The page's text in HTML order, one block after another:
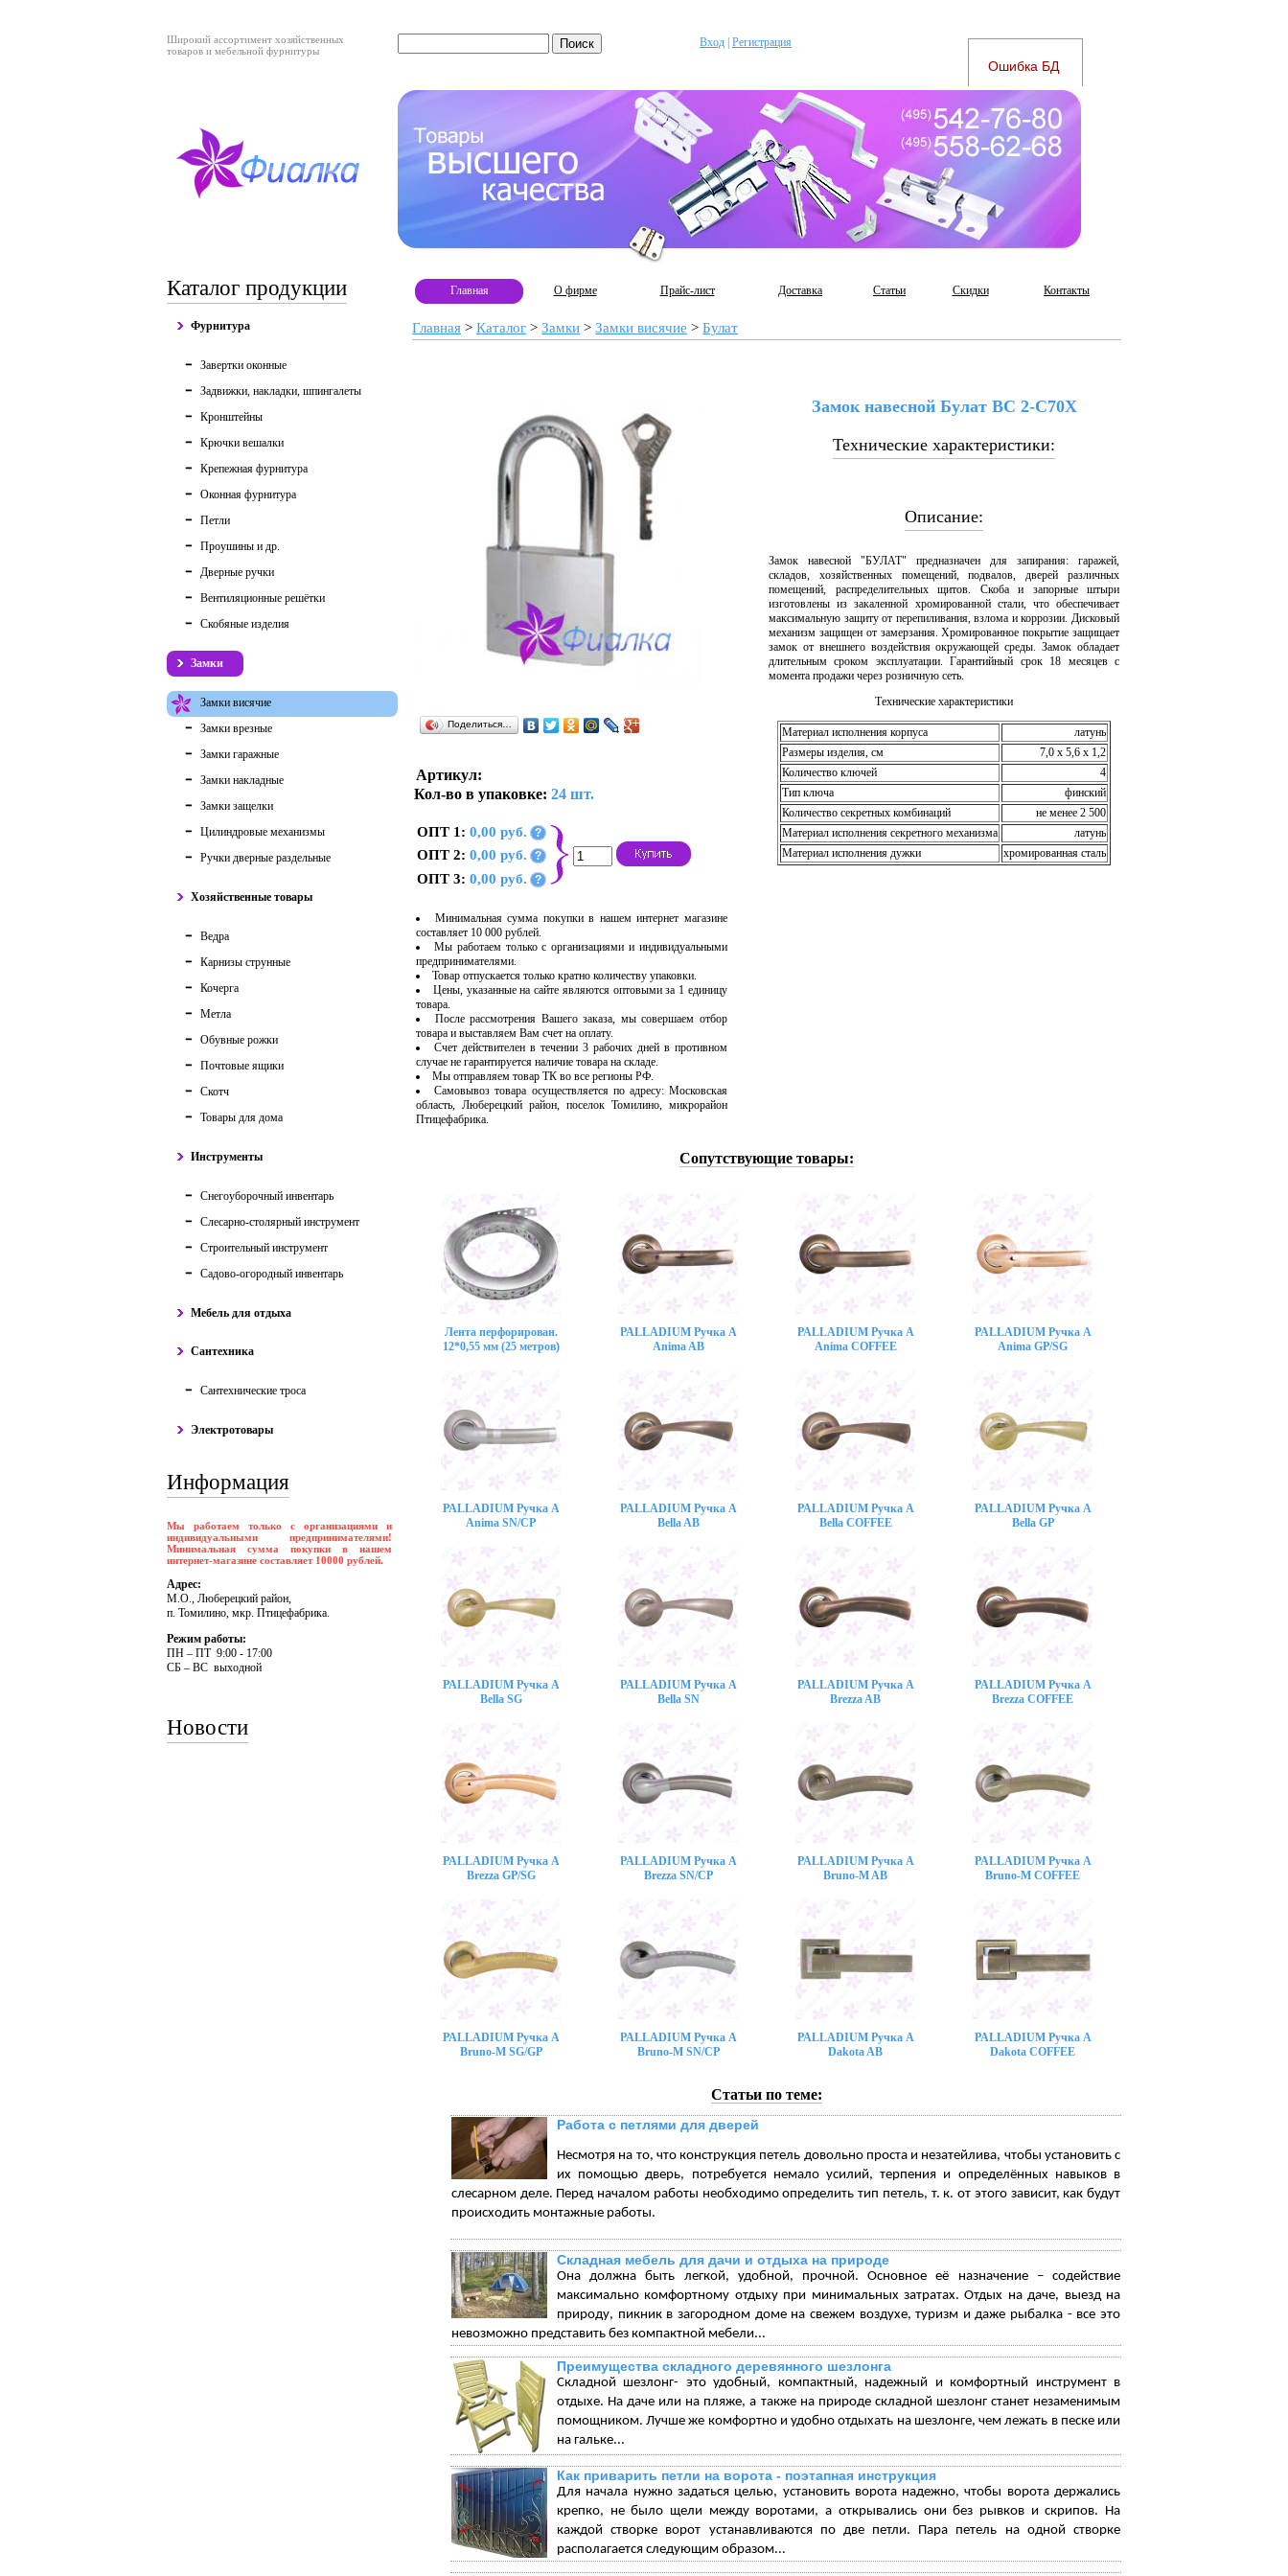
Широкий ассортимент хозяйственных
товаров и мебельной фурнитуры
Вход Регистрация
Каталог продукции
Фурнитура
Завертки оконные
Задвижки, накладки, шпингалеты
Кронштейны
Крючки вешалки
Крепежная фурнитура
Оконная фурнитура
Петли
Проушины и др.
Дверные ручки
Вентиляционные решётки
Скобяные изделия
Замки
Замки висячие
Замки врезные
Замки гаражные
Замки накладные
Замки защелки
Цилиндровые механизмы
Ручки дверные раздельные
Хозяйственные товары
Ведра
Карнизы струнные
Кочерга
Метла
Обувные рожки
Почтовые ящики
Скотч
Товары для дома
Инструменты
Снегоуборочный инвентарь
Слесарно-столярный инструмент
Строительный инструмент
Садово-огородный инвентарь
Мебель для отдыха
Сантехника
Сантехнические троса
Электротовары
Информация
Мы работаем только с организациями и
индивидуальными предпринимателями!
Минимальная сумма покупки в нашем
интернет-магазине составляет 10000 рублей.
Адрес:
М.О., Люберецкий район,
п. Томилино, мкр. Птицефабрика.
Режим работы:
ПH – ПT 9:00 - 17:00
CБ – BC выходной
Новости
Главная О фирме Прайс-лист Доставка Статьи Скидки Контакты
Главная > Каталог > Замки > Замки висячие > Булат
Поделиться…
Артикул:
Кол-во в упаковке: 24 шт.
ОПТ 1: 0,00 руб. ?
ОПТ 2: 0,00 руб. ?
ОПТ 3: 0,00 руб. ?
Минимальная сумма покупки в нашем интернет магазине
составляет 10 000 рублей.
Мы работаем только с организациями и индивидуальными
предпринимателями.
Товар отпускается только кратно количеству упаковки.
Цены, указанные на сайте являются оптовыми за 1 единицу
товара.
После рассмотрения Вашего заказа, мы совершаем отбор
товара и выставляем Вам счет на оплату.
Счет действителен в течении 3 рабочих дней в противном
случае не гарантируется наличие товара на складе.
Мы отправляем товар ТК во все регионы РФ.
Самовывоз товара осуществляется по адресу: Московская
область, Люберецкий район, поселок Томилино, микрорайон
Птицефабрика.
Замок навесной Булат ВС 2-С70Х
Технические характеристики:
Описание:
Замок навесной "БУЛАТ" предназначен для запирания: гаражей,
складов, хозяйственных помещений, подвалов, дверей различных
помещений, распределительных щитов. Скоба и запорные штыри
изготовлены из закаленной хромированной стали, что обеспечивает
максимальную защиту от перепиливания, взлома и коррозии. Дисковый
механизм защищен от замерзания. Хромированное покрытие защищает
замок от внешнего воздействия окружающей среды. Замок обладает
длительным сроком эксплуатации. Гарантийный срок 18 месяцев с
момента продажи через розничную сеть.
Технические характеристики
Материал исполнения корпуса
латунь
Размеры изделия, cм
7,0 х 5,6 х 1,2
Количество ключей
4
Тип ключа
финский
Количество секретных комбинаций
не менее 2 500
Материал исполнения секретного механизма
латунь
Материал исполнения дужки
хромированная сталь
Сопутствующие товары:
Лента перфорирован.
12*0,55 мм (25 метров)
PALLADIUM Ручка A
Anima AB
PALLADIUM Ручка A
Anima COFFEE
PALLADIUM Ручка A
Anima GP/SG
PALLADIUM Ручка A
Anima SN/CP
PALLADIUM Ручка A
Bella AB
PALLADIUM Ручка A
Bella COFFEE
PALLADIUM Ручка A
Bella GP
PALLADIUM Ручка A
Bella SG
PALLADIUM Ручка A
Bella SN
PALLADIUM Ручка A
Brezza AB
PALLADIUM Ручка A
Brezza COFFEE
PALLADIUM Ручка A
Brezza GP/SG
PALLADIUM Ручка A
Brezza SN/CP
PALLADIUM Ручка A
Bruno-M AB
PALLADIUM Ручка A
Bruno-M COFFEE
PALLADIUM Ручка A
Bruno-M SG/GP
PALLADIUM Ручка A
Bruno-M SN/CP
PALLADIUM Ручка A
Dakota AB
PALLADIUM Ручка A
Dakota COFFEE
Статьи по теме:
Работа с петлями для дверей
Несмотря на то, что конструкция петель довольно проста и незатейлива, чтобы установить с
их помощью дверь, потребуется немало усилий, терпения и определённых навыков в
слесарном деле. Перед началом работы необходимо определить тип петель, т. к. от этого зависит, как будут
происходить монтажные работы.
Складная мебель для дачи и отдыха на природе
Она должна быть легкой, удобной, прочной. Основное её назначение – содействие
максимально комфортному отдыху при минимальных затратах. Отдых на даче, выезд на
природу, пикник в загородном доме на свежем воздухе, туризм и даже рыбалка - все это
невозможно представить без компактной мебели...
Преимущества складного деревянного шезлонга
Складной шезлонг- это удобный, компактный, надежный и комфортный инструмент в
отдыхе. На даче или на пляже, а также на природе складной шезлонг станет незаменимым
помощником. Лучше же комфортно и удобно отдыхать на шезлонге, чем лежать в песке или
на гальке...
Как приварить петли на ворота - поэтапная инструкция
Для начала нужно задаться целью, установить ворота надежно, чтобы ворота держались
крепко, не было щели между воротами, а открывались они без рывков и скрипов. На
каждой створке ворот устанавливаются по две петли. Пара петель на одной створке
располагается следующим образом...